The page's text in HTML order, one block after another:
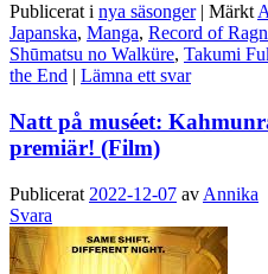
Publicerat i nya säsonger | Märkt
Japanska, Manga, Record of
Shūmatsu no Walküre, Takumi
the End | Lämna ett svar
Natt på muséet:
premiär! (Film)
Publicerat 2022-12-07 av Annika
Svara